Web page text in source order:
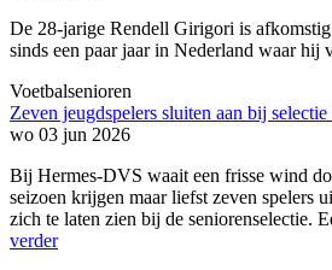
De 28-jarige Rendell Girigori is
sinds een paar jaar in Nederland waar hij
Voetbalsenioren
Zeven jeugdspelers sluiten aan bij
wo 03 jun 2026
Bij Hermes-DVS waait een frisse wind
seizoen krijgen maar liefst zeven spelers
zich te laten zien bij de seniorenselectie.
verder